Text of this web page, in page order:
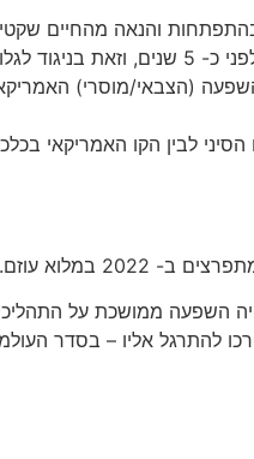
והנאה מהחיים
להן.
(הצבאי/מוסרי)
לבין הקו האמריקאי
במלוא עוזם.
השפעה ממושכת על
להתרגל אליו – בסדר